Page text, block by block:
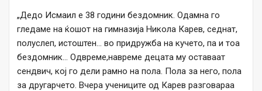
„Дедо Исмаил е 38 години бездомник. Одамна го
гледаме на ќошот на гимназија Никола Карев, седнат,
полуслеп, истоштен… во придружба на кучето, па и тоа
бездомник… Одвреме,навреме децата му оставаат
сендвич, кој го дели рамно на пола. Пола за него, пола
за другарчето. Вчера учениците од Карев разговараа